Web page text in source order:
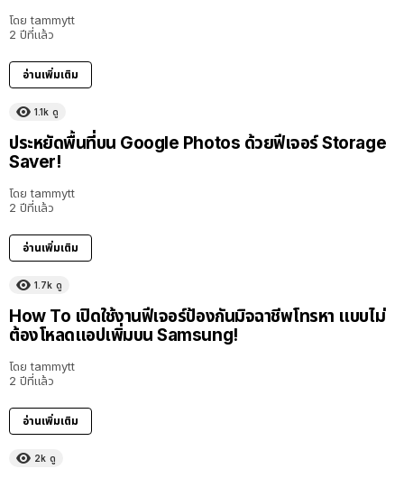
โดย tammytt
2 ปีที่แล้ว
อ่านเพิ่มเติม
1.1k ดู
ประหยัดพื้นที่บน Google Photos ด้วยฟีเจอร์ Storage
Saver!
โดย tammytt
2 ปีที่แล้ว
อ่านเพิ่มเติม
1.7k ดู
How To เปิดใช้งานฟีเจอร์ป้องกันมิจฉาชีพโทรหา แบบไม่
ต้องโหลดแอปเพิ่มบน Samsung!
โดย tammytt
2 ปีที่แล้ว
อ่านเพิ่มเติม
2k ดู